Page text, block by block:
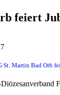
feiert
St. Martin Bad Orb